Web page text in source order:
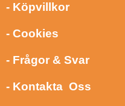
- Köpvillkor
- Cookies
- Frågor & Svar
- Kontakta Oss